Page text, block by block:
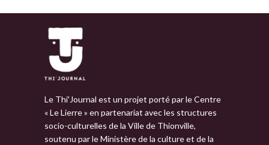
Le Thi'Journal est un projet porté par le Centre
« Le Lierre » en partenariat avec les structures
socio-culturelles de la Ville de Thionville,
soutenu par le Ministère de la culture et de la